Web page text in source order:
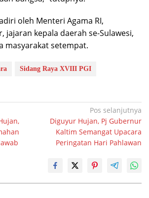
oleh Menteri Agama RI,
jajaran kepala daerah se-Sulawesi,
masyarakat setempat.
Sidang Raya XVIII PGI
Pos selanjutnya
Diguyur Hujan, Pj Gubernur
Kaltim Semangat Upacara
Peringatan Hari Pahlawan